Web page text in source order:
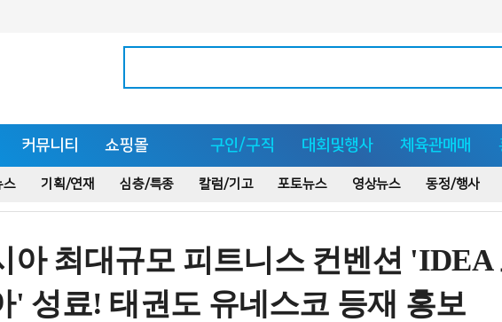
커뮤니티 쇼핑몰 구인/구직 대회및행사 체육관매매
스 기획/연재 심층/특종 칼럼/기고 포토뉴스 영상뉴스 동정/행사
아 최대규모 피트니스 컨벤션 'IDEA
' 성료! 태권도 유네스코 등재 홍보